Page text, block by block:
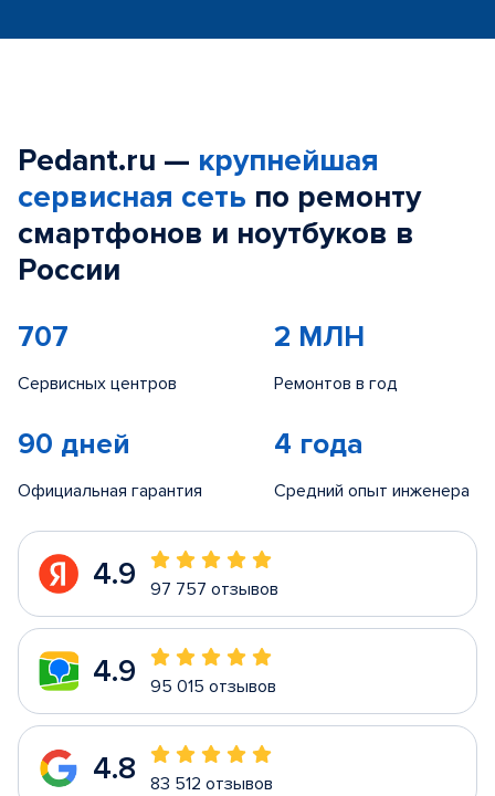
Pedant.ru — крупнейшая
сервисная сеть по ремонту
смартфонов и ноутбуков в
России
707
Сервисных центров
2 МЛН
Ремонтов в год
90 дней
Официальная гарантия
4 года
Средний опыт инженера
4.9 97 757 отзывов
4.9 95 015 отзывов
4.8 83 512 отзывов